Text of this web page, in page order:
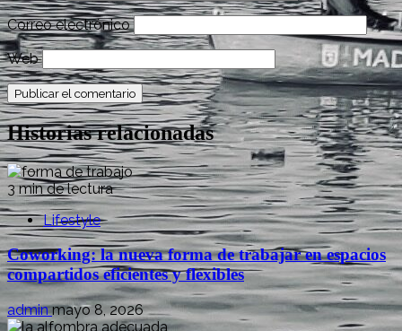
Correo electrónico
Web
Historias relacionadas
3 min de lectura
Lifestyle
Coworking: la nueva forma de trabajar en espacios
compartidos eficientes y flexibles
adminmayo 8, 2026